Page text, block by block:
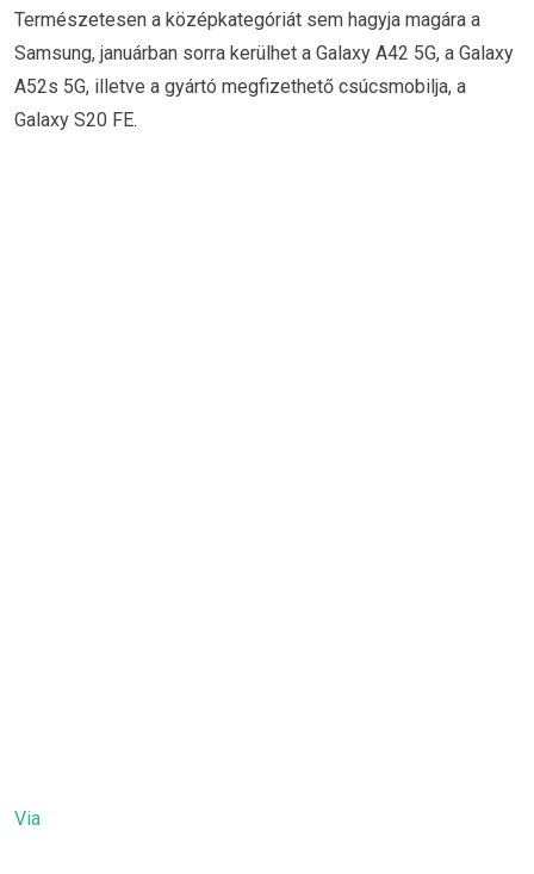
Természetesen a középkategóriát sem hagyja magára a
Samsung, januárban sorra kerülhet a Galaxy A42 5G, a Galaxy
A52s 5G, illetve a gyártó megfizethető csúcsmobilja, a
Galaxy S20 FE.
Via